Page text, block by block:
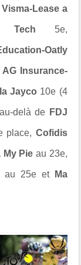
Visma-Lease a
Tech 5e,
Oatly
AG Insurance-
Jayco 10e (4
delà de FDJ
place, Cofidis
My Pie au 23e,
au 25e et Ma